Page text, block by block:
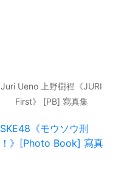
Juri Ueno 上野樹裡《JURI
First》 [PB] 寫真集